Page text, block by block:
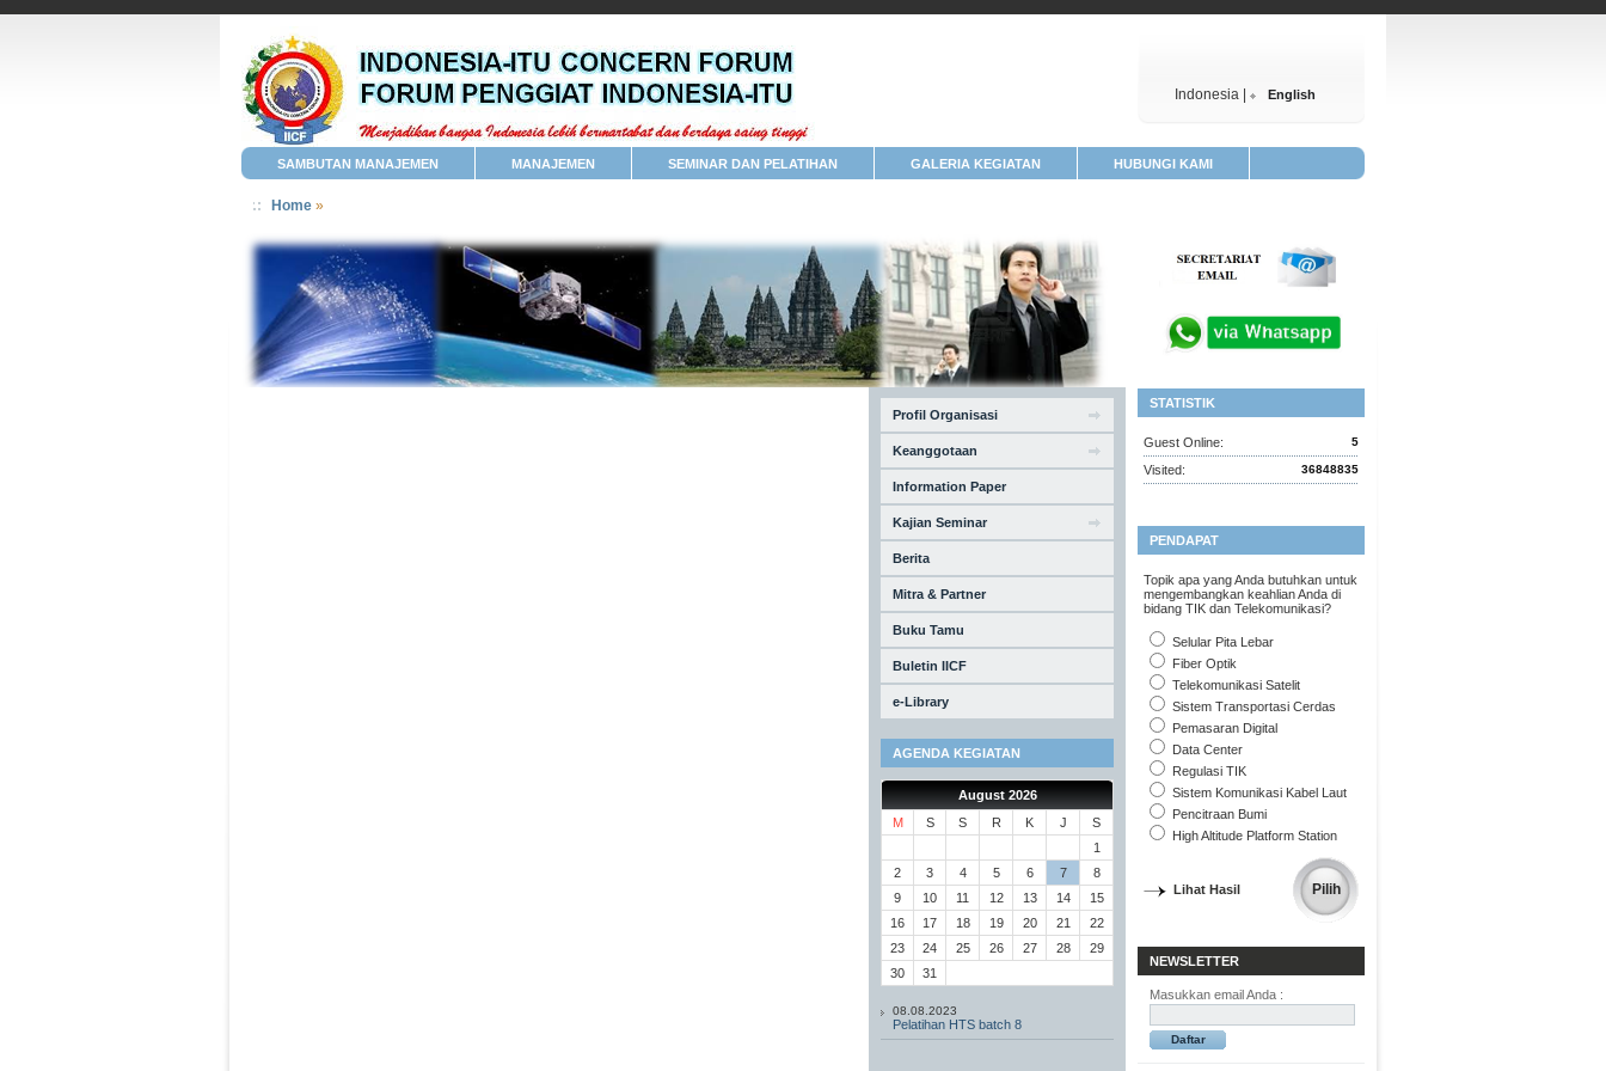
Indonesia | English
SAMBUTAN MANAJEMEN MANAJEMEN SEMINAR DAN PELATIHAN GALERIA KEGIATAN HUBUNGI KAMI
Home »
Profil Organisasi
Keanggotaan
Information Paper
Kajian Seminar
Berita
Mitra & Partner
Buku Tamu
Buletin IICF
e-Library
AGENDA KEGIATAN
August 2026
M
S S R K J
S
1
2
3 4 5 6 7
8
9
10 11 12 13 14
15
16
17 18 19 20 21
22
23
24 25 26 27 28
29
30
31
08.08.2023
Pelatihan HTS batch 8
STATISTIK
Guest Online: 5
Visited: 36848835
PENDAPAT
Topik apa yang Anda butuhkan untuk
mengembangkan keahlian Anda di
bidang TIK dan Telekomunikasi?
Selular Pita Lebar
Fiber Optik
Telekomunikasi Satelit
Sistem Transportasi Cerdas
Pemasaran Digital
Data Center
Regulasi TIK
Sistem Komunikasi Kabel Laut
Pencitraan Bumi
High Altitude Platform Station
Lihat Hasil
NEWSLETTER
Masukkan email Anda :